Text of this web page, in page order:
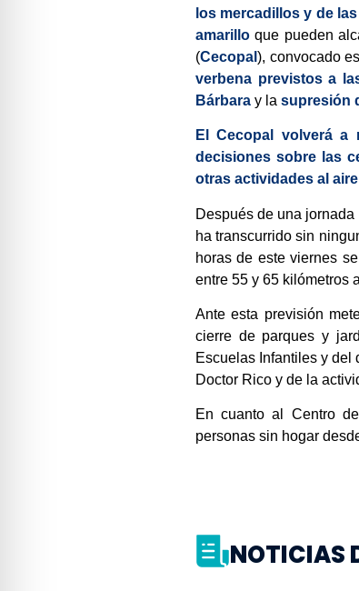
los mercadillos y de
amarillo que pueden
(Cecopal), convocado
verbena previstos a
Bárbara y lasupresión
El Cecopal volverá a
decisiones sobre las
otras actividades al
Después de una
ha transcurrido sin
horas de este viernes
entre 55 y 65 kilómetros
Ante esta previsión
cierre de parques y
Escuelas Infantiles y del
Doctor Rico y de la
En cuanto al Centro
personas sin hogar
NOTICIAS